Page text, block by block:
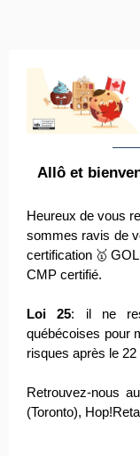
Allô et
Heureux de vous
sommes ravis de
CMP certifié.
Loi 25: il ne
québécoises pour
risques après le
Retrouvez-nous
(Toronto),